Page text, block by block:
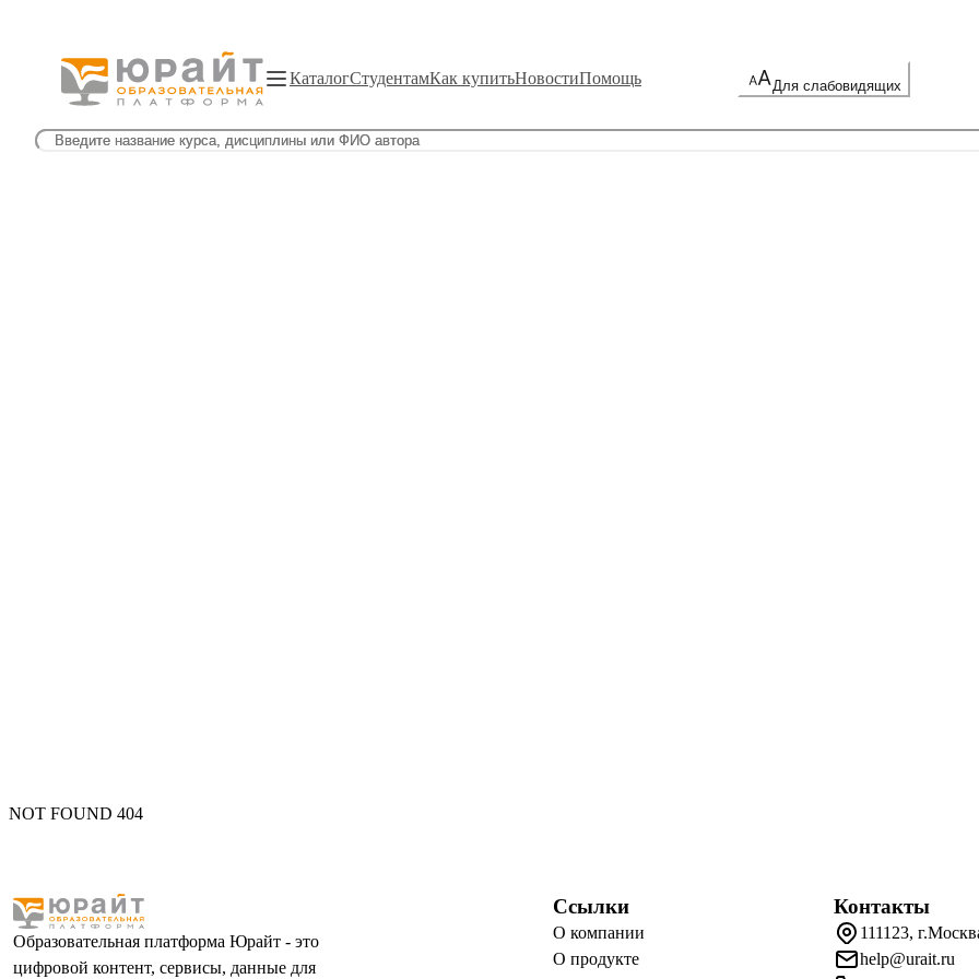
КаталогСтудентамКак купитьНовостиПомощь Для слабовидящих
NOT FOUND 404
Образовательная платформа Юрайт - это
цифровой контент, сервисы, данные для
Ссылки
О компании
О продукте
Контакты
111123,
help@urait.ru